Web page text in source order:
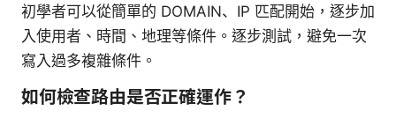
初學者可以從簡單的 DOMAIN、IP 匹配開始，逐步加
入使用者、時間、地理等條件。逐步測試，避免一次
寫入過多複雜條件。
如何檢查路由是否正確運作？